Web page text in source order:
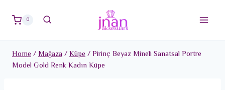
0
Home/Mağaza/Küpe/Pirinç Beyaz Mineli Sanatsal Portre
Model Gold Renk Kadın Küpe